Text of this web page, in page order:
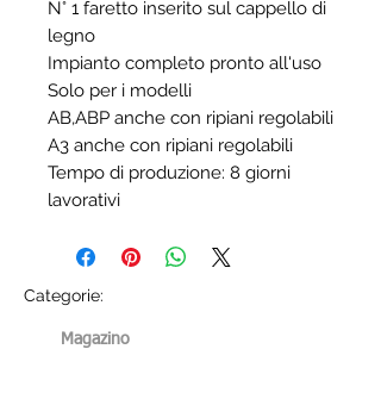
N° 1 faretto inserito sul cappello di
legno
Impianto completo pronto all'uso
Solo per i modelli
AB,ABP anche con ripiani regolabili
A3 anche con ripiani regolabili
Tempo di produzione: 8 giorni
lavorativi
Categorie:
Magazino